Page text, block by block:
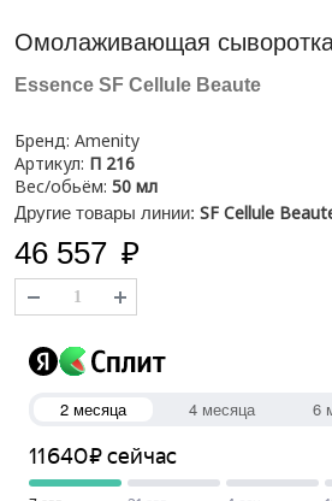
Омолаживающая
Essence SF Cellule Beaute
Бренд: Amenity
Артикул: П 216
Вес/обьём: 50 мл
Другие товары линии: SF Cellule
46 557 ₽